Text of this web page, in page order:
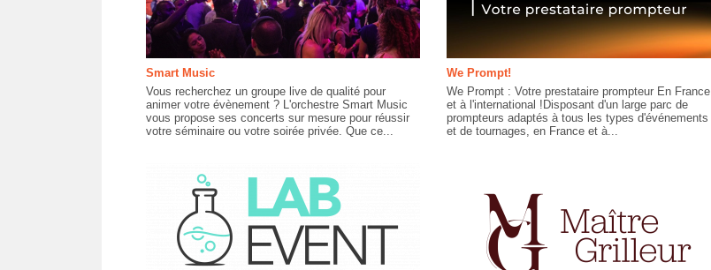
Smart Music
Vous recherchez un groupe live de qualité pour
animer votre évènement ? L'orchestre Smart Music
vous propose ses concerts sur mesure pour réussir
votre séminaire ou votre soirée privée. Que ce...
We Prompt!
We Prompt : Votre prestataire prompteur En France
et à l'international !Disposant d'un large parc de
prompteurs adaptés à tous les types d'événements
et de tournages, en France et à...